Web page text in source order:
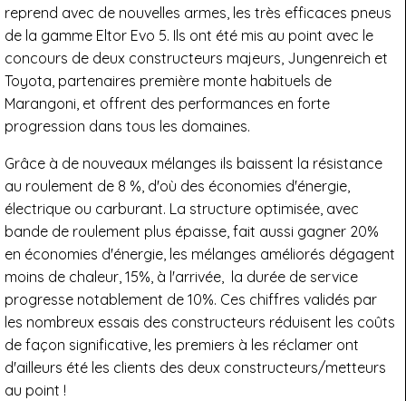
reprend avec de nouvelles armes, les très efficaces pneus
de la gamme Eltor Evo 5. Ils ont été mis au point avec le
concours de deux constructeurs majeurs, Jungenreich et
Toyota, partenaires première monte habituels de
Marangoni, et offrent des performances en forte
progression dans tous les domaines.
Grâce à de nouveaux mélanges ils baissent la résistance
au roulement de 8 %, d'où des économies d'énergie,
électrique ou carburant. La structure optimisée, avec
bande de roulement plus épaisse, fait aussi gagner 20%
en économies d'énergie, les mélanges améliorés dégagent
moins de chaleur, 15%, à l'arrivée, la durée de service
progresse notablement de 10%. Ces chiffres validés par
les nombreux essais des constructeurs réduisent les coûts
de façon significative, les premiers à les réclamer ont
d'ailleurs été les clients des deux constructeurs/metteurs
au point !